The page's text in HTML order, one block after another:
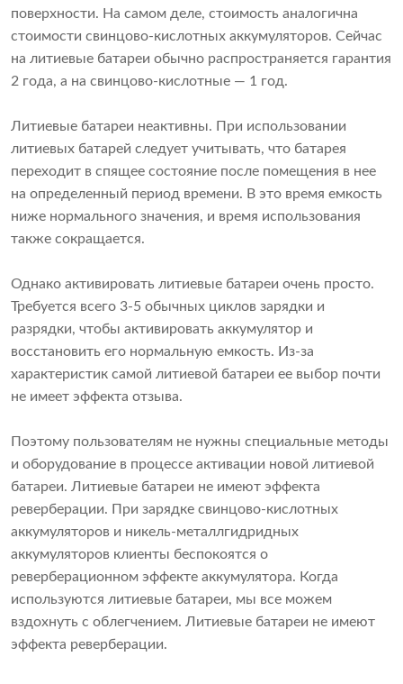
поверхности. На самом деле, стоимость аналогична
стоимости свинцово-кислотных аккумуляторов. Сейчас
на литиевые батареи обычно распространяется гарантия
2 года, а на свинцово-кислотные — 1 год.
Литиевые батареи неактивны. При использовании
литиевых батарей следует учитывать, что батарея
переходит в спящее состояние после помещения в нее
на определенный период времени. В это время емкость
ниже нормального значения, и время использования
также сокращается.
Однако активировать литиевые батареи очень просто.
Требуется всего 3-5 обычных циклов зарядки и
разрядки, чтобы активировать аккумулятор и
восстановить его нормальную емкость. Из-за
характеристик самой литиевой батареи ее выбор почти
не имеет эффекта отзыва.
Поэтому пользователям не нужны специальные методы
и оборудование в процессе активации новой литиевой
батареи. Литиевые батареи не имеют эффекта
реверберации. При зарядке свинцово-кислотных
аккумуляторов и никель-металлгидридных
аккумуляторов клиенты беспокоятся о
реверберационном эффекте аккумулятора. Когда
используются литиевые батареи, мы все можем
вздохнуть с облегчением. Литиевые батареи не имеют
эффекта реверберации.